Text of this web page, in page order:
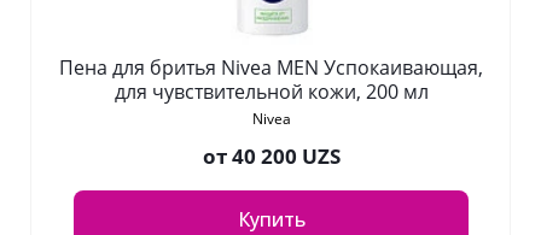
Пена для бритья Nivea MEN Успокаивающая,
для чувствительной кожи, 200 мл
Nivea
от40 200 UZS
Купить